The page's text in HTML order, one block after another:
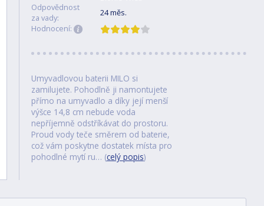
Odpovědnost
za vady:
24 měs.
Hodnocení:
Umyvadlovou baterii MILO si
zamilujete. Pohodlně ji namontujete
přímo na umyvadlo a díky její menší
výšce 14,8 cm nebude voda
nepříjemně odstříkávat do prostoru.
Proud vody teče směrem od baterie,
což vám poskytne dostatek místa pro
pohodlné mytí ru… (celý popis)